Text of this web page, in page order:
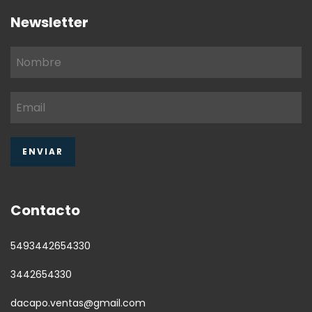
Newsletter
Contacto
5493442654330
3442654330
dacapo.ventas@gmail.com